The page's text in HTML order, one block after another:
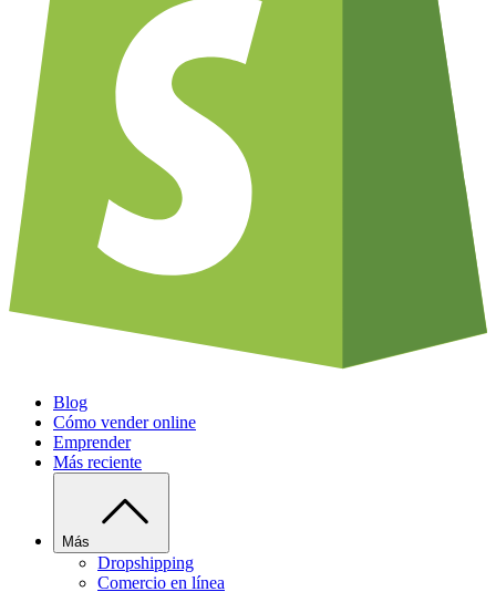
Blog
Cómo vender online
Emprender
Más reciente
Más
Dropshipping
Comercio en línea